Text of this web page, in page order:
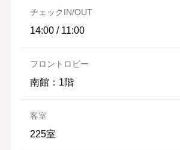
チェックIN/OUT
14:00 / 11:00
フロントロビー
南館：1階
客室
225室